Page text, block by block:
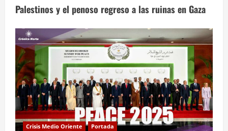
Palestinos y el penoso regreso a las ruinas en Gaza
Crisis Medio Oriente Portada